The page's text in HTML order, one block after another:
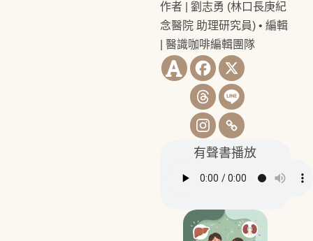
作者 | 劉志勇 (林口長庚紀
念醫院 助理研究員)• 編輯
| 醫識咖啡編輯團隊
有聲書播放